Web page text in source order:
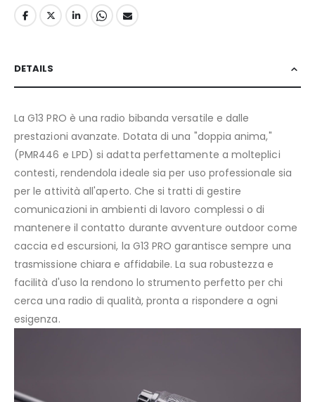
DETAILS
La G13 PRO è una radio bibanda versatile e dalle
prestazioni avanzate. Dotata di una "doppia anima,"
(PMR446 e LPD) si adatta perfettamente a molteplici
contesti, rendendola ideale sia per uso professionale sia
per le attività all'aperto. Che si tratti di gestire
comunicazioni in ambienti di lavoro complessi o di
mantenere il contatto durante avventure outdoor come
caccia ed escursioni, la G13 PRO garantisce sempre una
trasmissione chiara e affidabile. La sua robustezza e
facilità d'uso la rendono lo strumento perfetto per chi
cerca una radio di qualità, pronta a rispondere a ogni
esigenza.